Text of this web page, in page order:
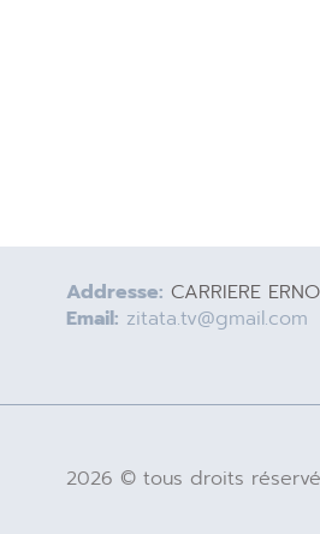
Addresse: CARRIERE
Email: zitata.tv@gmail.com
2026 © tous droits